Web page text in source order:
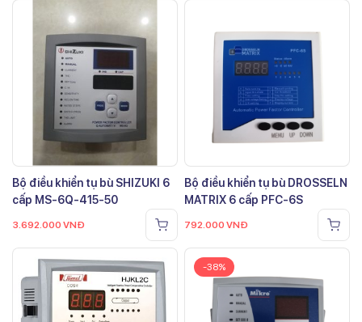
Bộ điều khiển tụ bù SHIZUKI 6
cấp MS-6Q-415-50
3.692.000 VNĐ
Bộ điều khiển tụ bù DROSSELN
MATRIX 6 cấp PFC-6S
792.000 VNĐ
-38%